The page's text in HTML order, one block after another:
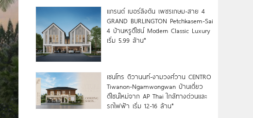
แกรนด์ เบอร์ลิงตัน เพชรเกษม-สาย 4
GRAND BURLINGTON Petchkasem-Sai
4 บ้านหรูดีไซน์ Modern Classic Luxury
เริ่ม 5.99 ล้าน*
เซนโทร ติวานนท์-งามวงศ์วาน CENTRO
Tiwanon-Ngamwongwan บ้านเดี่ยว
ดีไซน์ใหม่จาก AP Thai ใกล้ทางด่วนและ
รถไฟฟ้า เริ่ม 12-16 ล้าน*